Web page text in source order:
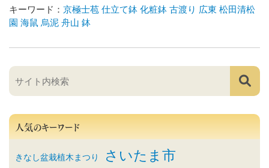
キーワード： 京極士苞 仕立て鉢 化粧鉢 古渡り 広東 松田清松
園 海鼠 烏泥 舟山 鉢
人気のキーワード
きなし盆栽植木まつり さいたま市